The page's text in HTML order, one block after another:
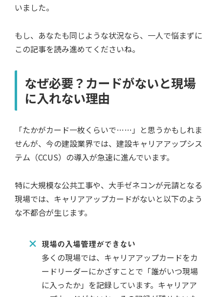
いました。
もし、あなたも同じような状況なら、一人で悩まずに
この記事を読み進めてくださいね。
なぜ必要？カードがないと現場
に入れない理由
「たかがカード一枚くらいで……」と思うかもしれま
せんが、今の建設業界では、建設キャリアアップシス
テム（CCUS）の導入が急速に進んでいます。
特に大規模な公共工事や、大手ゼネコンが元請となる
現場では、キャリアアップカードがないと以下のよう
な不都合が生じます。
現場の入場管理ができない
多くの現場では、キャリアアップカードをカ
ードリーダーにかざすことで「誰がいつ現場
に入ったか」を記録しています。キャリアア